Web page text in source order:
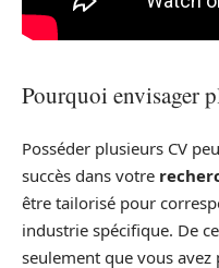
Pourquoi envisager
Posséder plusieurs CV
succès dans votre
être tailorisé pour
industrie spécifique. De
seulement que vous